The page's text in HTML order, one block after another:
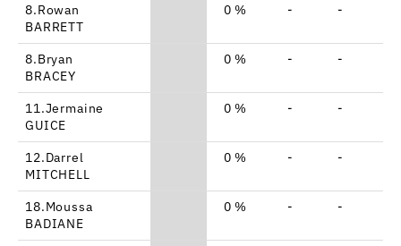
8.Rowan
BARRETT
0 % - -
8.Bryan
BRACEY
0 % - -
11.Jermaine
GUICE
0 % - -
12.Darrel
MITCHELL
0 % - -
18.Moussa
BADIANE
0 % - -